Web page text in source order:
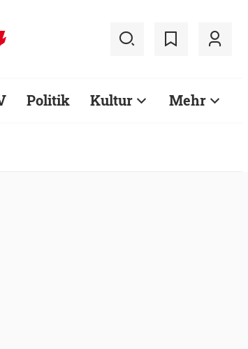
Politik Kultur Mehr